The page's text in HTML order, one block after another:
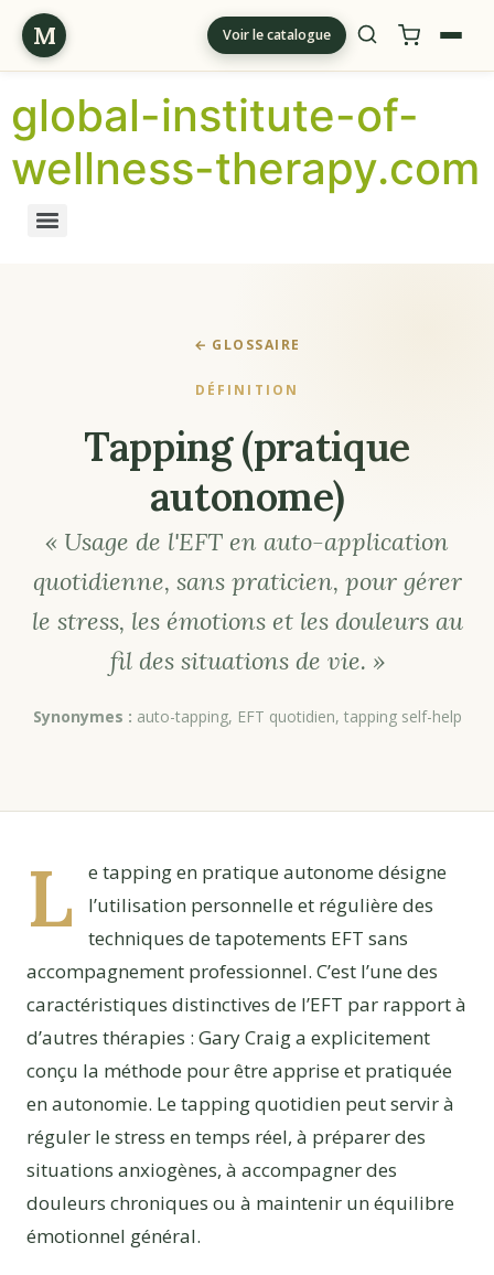
M Voir le catalogue
global-institute-of-
wellness-therapy.com
← GLOSSAIRE
DÉFINITION
Tapping (pratique
autonome)
« Usage de l'EFT en auto-application
quotidienne, sans praticien, pour gérer
le stress, les émotions et les douleurs au
fil des situations de vie. »
Synonymes : auto-tapping, EFT quotidien, tapping self-help
L
e tapping en pratique autonome désigne
l’utilisation personnelle et régulière des
techniques de tapotements EFT sans
accompagnement professionnel. C’est l’une des
caractéristiques distinctives de l’EFT par rapport à
d’autres thérapies : Gary Craig a explicitement
conçu la méthode pour être apprise et pratiquée
en autonomie. Le tapping quotidien peut servir à
réguler le stress en temps réel, à préparer des
situations anxiogènes, à accompagner des
douleurs chroniques ou à maintenir un équilibre
émotionnel général.